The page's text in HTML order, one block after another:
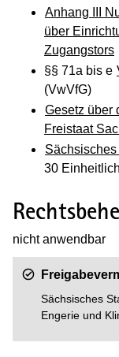
Anhang III
über
Zugangstors
§§ 71a bis e
(VwVfG)
Gesetz über
Freistaat
30
nicht anwendbar
Sächsisches
Engerie und